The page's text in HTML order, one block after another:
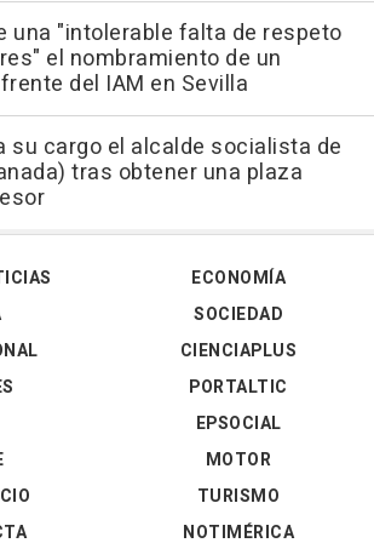
una "intolerable falta de respeto
el nombramiento de un
del IAM en Sevilla
su cargo el alcalde socialista de
tras obtener una plaza
ECONOMÍA
SOCIEDAD
CIENCIAPLUS
PORTALTIC
EPSOCIAL
MOTOR
TURISMO
NOTIMÉRICA